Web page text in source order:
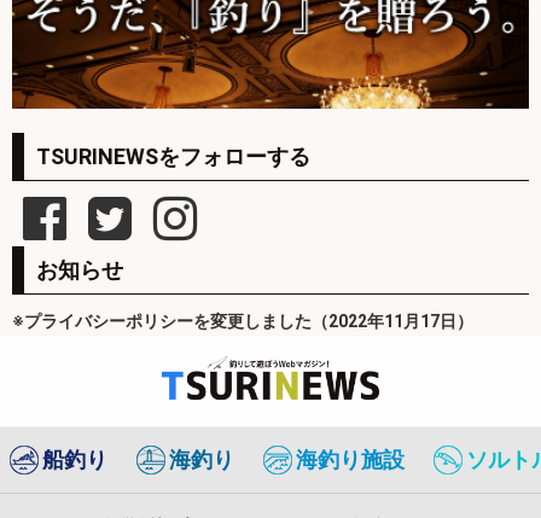
TSURINEWSをフォローする
お知らせ
※プライバシーポリシーを変更しました（2022年11月17日）
船釣り 海釣り 海釣り施設 ソルト